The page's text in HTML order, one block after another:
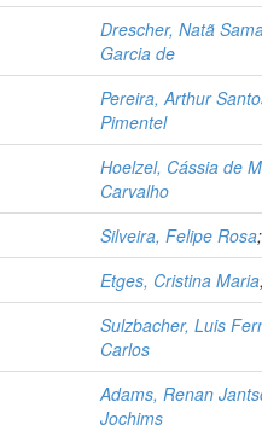
Drescher, Natã
Garcia de
Pereira, Arthur
Pimentel
Hoelzel, Cássia de
Carvalho
Silveira, Felipe Rosa
Etges, Cristina Maria
Sulzbacher, Luis
Carlos
Adams, Renan
Jochims